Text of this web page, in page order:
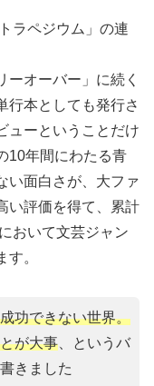
ラペジウム」の連
ーオーバー」に続く
行本としても発行さ
ューということだけ
10年間にわたる青
い面白さが、大ファ
い評価を得て、累計
おいて文芸ジャン
。
功できない世界。
が大事、というバ
きました